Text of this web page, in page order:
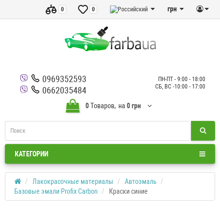
грн
0
0
0969352593
0662035484
ПН-ПТ - 9:00 - 18:00
СБ, ВС -10:00 - 17:00
0Tоваров, на 0 грн
КАТЕГОРИИ
Лакокрасочные материалы
Автоэмаль
Базовые эмали Profix Carbon
Краски синие